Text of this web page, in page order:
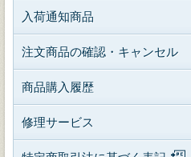
入荷通知商品
注文商品の確認・キャンセル
商品購入履歴
修理サービス